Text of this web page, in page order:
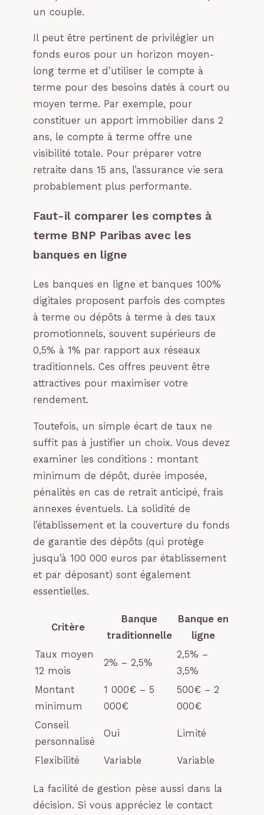
un couple.
Il peut être pertinent de privilégier un
fonds euros pour un horizon moyen-
long terme et d’utiliser le compte à
terme pour des besoins datés à court ou
moyen terme. Par exemple, pour
constituer un apport immobilier dans 2
ans, le compte à terme offre une
visibilité totale. Pour préparer votre
retraite dans 15 ans, l’assurance vie sera
probablement plus performante.
Faut-il comparer les comptes à
terme BNP Paribas avec les
banques en ligne
Les banques en ligne et banques 100%
digitales proposent parfois des comptes
à terme ou dépôts à terme à des taux
promotionnels, souvent supérieurs de
0,5% à 1% par rapport aux réseaux
traditionnels. Ces offres peuvent être
attractives pour maximiser votre
rendement.
Toutefois, un simple écart de taux ne
suffit pas à justifier un choix. Vous devez
examiner les conditions : montant
minimum de dépôt, durée imposée,
pénalités en cas de retrait anticipé, frais
annexes éventuels. La solidité de
l’établissement et la couverture du fonds
de garantie des dépôts (qui protège
jusqu’à 100 000 euros par établissement
et par déposant) sont également
essentielles.
Critère
Banque
traditionnelle
Banque en
ligne
Taux moyen
12 mois
2% – 2,5%
2,5% –
3,5%
Montant
minimum
1 000€ – 5
000€
500€ – 2
000€
Conseil
personnalisé
Oui Limité
Flexibilité Variable Variable
La facilité de gestion pèse aussi dans la
décision. Si vous appréciez le contact